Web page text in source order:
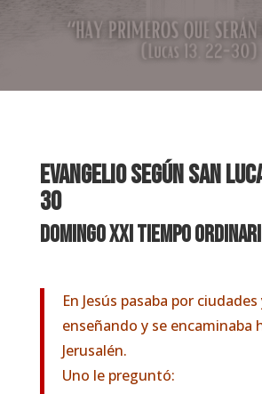
EVANGELIO SEGÚN SAN
30
Domingo XXI Tiempo
En Jesús pasaba por
enseñando y se encaminaba
Jerusalén.
Uno le preguntó: